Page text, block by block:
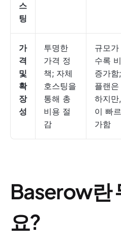
스
팅
가
격
및
확
장
성
투명한
가격 정
책; 자체
호스팅을
통해 총
비용 절
감
규모가
수록
증가함
플랜
하지만
이 빠
가함
Baserow란
요?